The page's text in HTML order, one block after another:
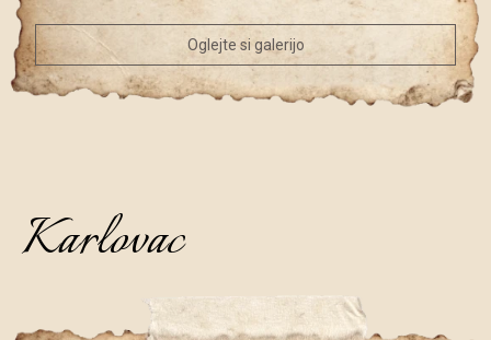
Oglejte si galerijo
Karlovac